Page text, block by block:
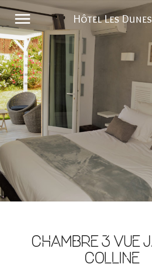
Hôtel Les Dunes
Chambre 3 vue
colline